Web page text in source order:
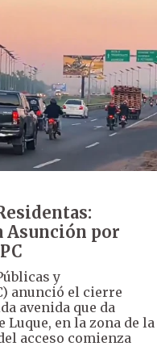
Asunción por
y
anunció el cierre
avenida que da
Luque, en la zona de la
acceso comienza